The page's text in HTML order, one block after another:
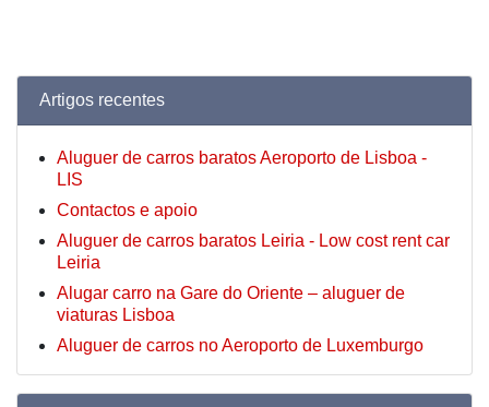
Artigos recentes
Aluguer de carros baratos Aeroporto de Lisboa -
LIS
Contactos e apoio
Aluguer de carros baratos Leiria - Low cost rent car
Leiria
Alugar carro na Gare do Oriente – aluguer de
viaturas Lisboa
Aluguer de carros no Aeroporto de Luxemburgo